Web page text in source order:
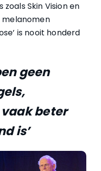
Skin Vision en
melanomen
is nooit honderd
geen
beter
is’